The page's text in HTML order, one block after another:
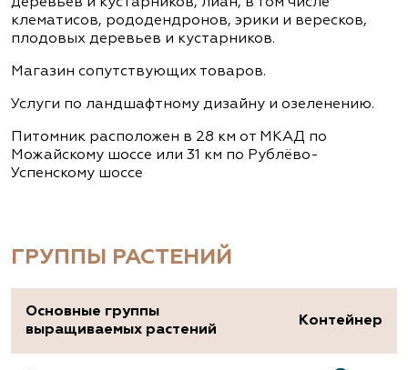
клематисов, рододендронов, эрики и вересков,
плодовых деревьев и кустарников.
Магазин сопутствующих товаров.
Услуги по ландшафтному дизайну и озеленению.
Питомник расположен в 28 км от МКАД по
Можайскому шоссе или 31 км по Рублёво-
Успенскому шоссе
ГРУППЫ РАСТЕНИЙ
Основные группы
выращиваемых растений
Контейнер